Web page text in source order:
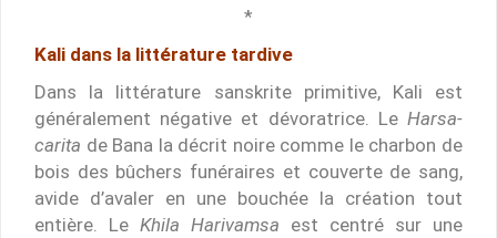
*
Kali dans la littérature tardive
Dans la littérature sanskrite primitive, Kali est
généralement négative et dévoratrice. Le Harsa-
carita de Bana la décrit noire comme le charbon de
bois des bûchers funéraires et couverte de sang,
avide d’avaler en une bouchée la création tout
entière. Le Khila Harivamsa est centré sur une